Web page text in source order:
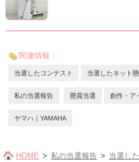
関連情報：
当選したコンテスト 当選したネット
私の当選報告 懸賞当選 創作・ア
ヤマハ｜YAMAHA
HOME 私の当選報告 当選し